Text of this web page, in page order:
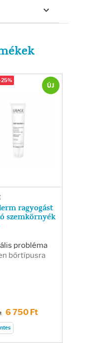
ragyogást
szemkörnyék
probléma
bőrtípusra
6 750 Ft
25%
ÚJ